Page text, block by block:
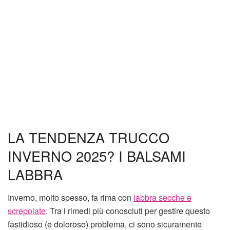
LA TENDENZA TRUCCO
INVERNO 2025? I BALSAMI
LABBRA
Inverno, molto spesso, fa rima con labbra secche e
screpolate. Tra i rimedi più conosciuti per gestire questo
fastidioso (e doloroso) problema, ci sono sicuramente